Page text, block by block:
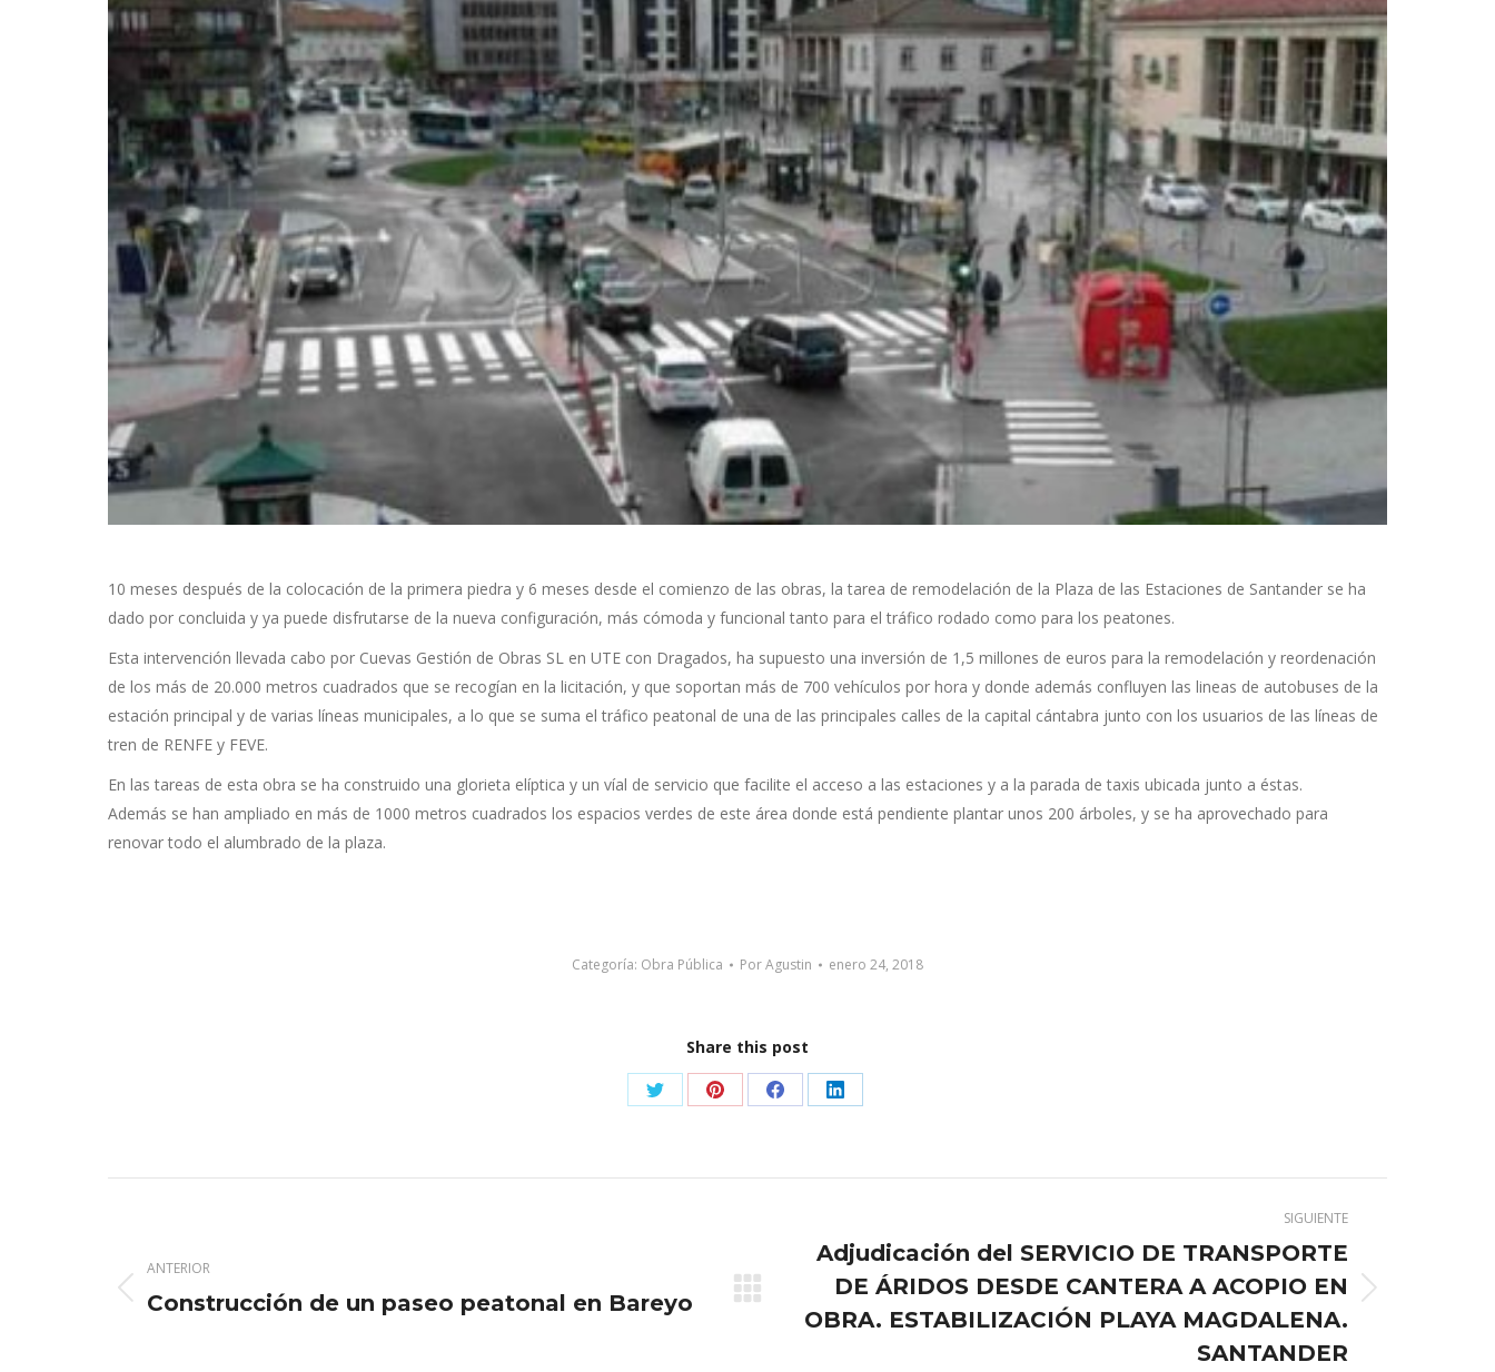
10 meses después de la colocación de la primera piedra y 6 meses desde el comienzo de las obras, la tarea de remodelación de la Plaza de las Estaciones de Santander se ha
dado por concluida y ya puede disfrutarse de la nueva configuración, más cómoda y funcional tanto para el tráfico rodado como para los peatones.
Esta intervención llevada cabo por Cuevas Gestión de Obras SL en UTE con Dragados, ha supuesto una inversión de 1,5 millones de euros para la remodelación y reordenación
de los más de 20.000 metros cuadrados que se recogían en la licitación, y que soportan más de 700 vehículos por hora y donde además confluyen las lineas de autobuses de la
estación principal y de varias líneas municipales, a lo que se suma el tráfico peatonal de una de las principales calles de la capital cántabra junto con los usuarios de las líneas de
tren de RENFE y FEVE.
En las tareas de esta obra se ha construido una glorieta elíptica y un víal de servicio que facilite el acceso a las estaciones y a la parada de taxis ubicada junto a éstas.
Además se han ampliado en más de 1000 metros cuadrados los espacios verdes de este área donde está pendiente plantar unos 200 árboles, y se ha aprovechado para
renovar todo el alumbrado de la plaza.
Categoría: Obra Pública PorAgustin enero 24, 2018
Share this post
Share
Twitter
Share
Pinterest
Share
Facebook
Share
LinkedIn
publicaciones
ANTERIOR
Publicación
Construcción de un paseo peatonal en Bareyo
SIGUIENTE
Publicación
siguiente:
Adjudicación del SERVICIO DE TRANSPORTE
DE ÁRIDOS DESDE CANTERA A ACOPIO EN
OBRA. ESTABILIZACIÓN PLAYA MAGDALENA.
SANTANDER